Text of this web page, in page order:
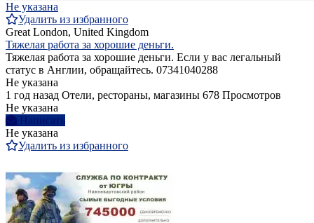
Не указана
Удалить из избранного
Great London, United Kingdom
Тяжелая работа за хорошие деньги.
Тяжелая работа за хорошие деньги. Если у вас легальный
статус в Англии, обращайтесь. 07341040288
Не указана
1 год назад Отели, рестораны, магазины 678 Просмотров
Не указана
Написать
Не указана
Удалить из избранного